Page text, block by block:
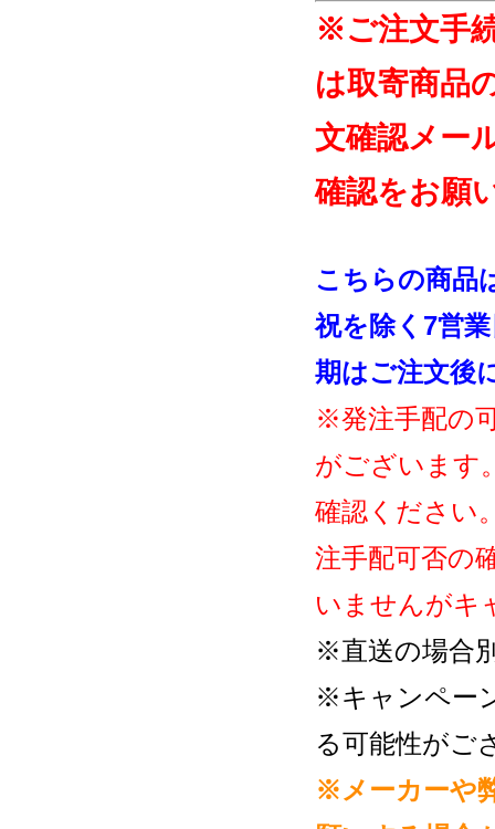
※ご注文手
は取寄商品
文確認メー
確認をお願
こちらの商品
祝を除く7営
期はご注文後
※発注手配の
がございます
確認ください
注手配可否の
いませんがキ
※直送の場合
※キャンペー
る可能性がご
※メーカーや